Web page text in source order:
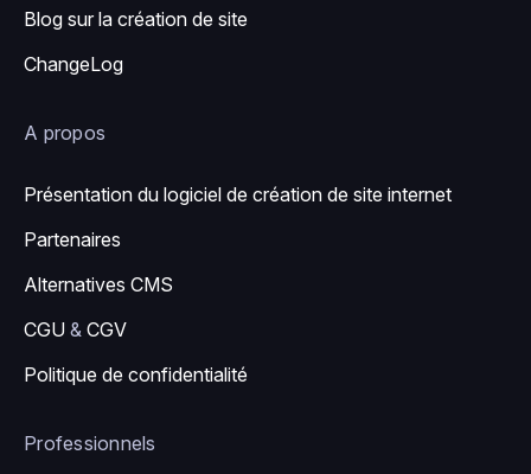
Blog sur la création de site
ChangeLog
A propos
Présentation du logiciel de création de site internet
Partenaires
Alternatives CMS
CGU & CGV
Politique de confidentialité
Professionnels